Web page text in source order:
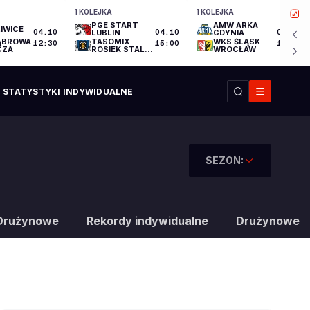
04.10
12:30
1 KOLEJKA
PGE START
LUBLIN
TASOMIX
ROSIEK STAL
WIELKOPOLSKI
04.10
15:00
1 KOLEJKA
AMW ARKA
GDYNIA
WKS ŚLĄSK
WROCŁAW
04.10
17:30
STATYSTYKI INDYWIDUALNE
SEZON:
Rekordy indywidualne Drużynowe